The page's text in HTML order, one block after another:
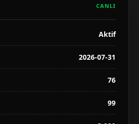
CANLI
Aktif
2026-07-31
76
99